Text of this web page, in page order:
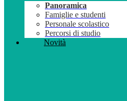
Panoramica
Famiglie e studenti
Personale scolastico
Percorsi di studio
Novità